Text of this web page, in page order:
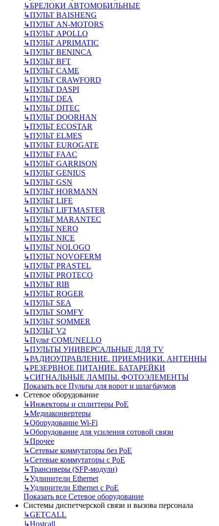
↳БРЕЛОКИ АВТОМОБИЛЬНЫЕ
↳ПУЛЬТ BAISHENG
↳ПУЛЬТ AN-MOTORS
↳ПУЛЬТ APOLLO
↳ПУЛЬТ APRIMATIC
↳ПУЛЬТ BENINCA
↳ПУЛЬТ BFT
↳ПУЛЬТ CAME
↳ПУЛЬТ CRAWFORD
↳ПУЛЬТ DASPI
↳ПУЛЬТ DEA
↳ПУЛЬТ DITEC
↳ПУЛЬТ DOORHAN
↳ПУЛЬТ ECOSTAR
↳ПУЛЬТ ELMES
↳ПУЛЬТ EUROGATE
↳ПУЛЬТ FAAC
↳ПУЛЬТ GARRISON
↳ПУЛЬТ GENIUS
↳ПУЛЬТ GSN
↳ПУЛЬТ HORMANN
↳ПУЛЬТ LIFE
↳ПУЛЬТ LIFTMASTER
↳ПУЛЬТ MARANTEC
↳ПУЛЬТ NERO
↳ПУЛЬТ NICE
↳ПУЛЬТ NOLOGO
↳ПУЛЬТ NOVOFERM
↳ПУЛЬТ PRASTEL
↳ПУЛЬТ PROTECO
↳ПУЛЬТ RIB
↳ПУЛЬТ ROGER
↳ПУЛЬТ SEA
↳ПУЛЬТ SOMFY
↳ПУЛЬТ SOMMER
↳ПУЛЬТ V2
↳Пульт СOMUNELLO
↳ПУЛЬТЫ УНИВЕРСАЛЬНЫЕ ДЛЯ TV
↳РАДИОУПРАВЛЕНИЕ. ПРИЕМНИКИ. АНТЕННЫ
↳РЕЗЕРВНОЕ ПИТАНИЕ. БАТАРЕЙКИ
↳СИГНАЛЬНЫЕ ЛАМПЫ. ФОТОЭЛЕМЕНТЫ
Показать все Пульты для ворот и шлагбаумов
Сетевое оборудование
↳Инжекторы и сплиттеры РоЕ
↳Медиаконвертеры
↳Оборудование Wi-Fi
↳Оборудование для усиления сотовой связи
↳Прочее
↳Сетевые коммутаторы без РоЕ
↳Сетевые коммутаторы с РоЕ
↳Трансиверы (SFP-модули)
↳Удлинители Ethernet
↳Удлинители Ethernet с PoE
Показать все Сетевое оборудование
Системы диспетчерской связи и вызова персонала
↳GETCALL
↳Hostcall